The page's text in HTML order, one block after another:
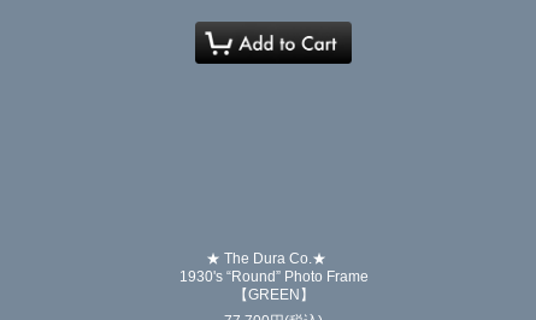
★ The Dura Co.★
1930's “Round” Photo Frame
【GREEN】